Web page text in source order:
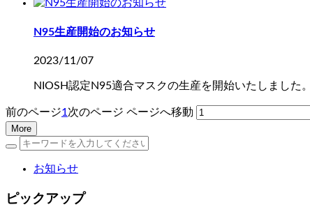
N95生産開始のお知らせ
2023/11/07
NIOSH認定N95適合マスクの生産を開始いたしました
前のページ1 次のページ ページへ移動
More
お知らせ
ピックアップ